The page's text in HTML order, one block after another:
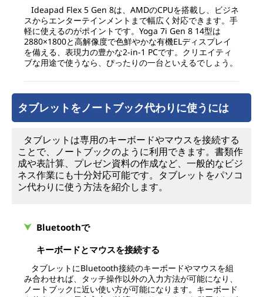
Ideapad Flex 5 Gen 8は、AMDのCPUを搭載し、ビジネ
スからエンターテインメントまで幅広く対応できます。手
軽に使えるのがポイントです。Yoga 7i Gen 8 14型は
2880×1800と高解像度で色鮮やかな有機ELディスプレイ
を備える、表現力の豊かな2-in-1 PCです。クリエイティ
ブな用途で使うなら、ぴったりの一台といえるでしょう。
タブレットをノートブック代わりに使うには
タブレットは専用のキーボードやマウスを接続する
ことで、ノートブックのように利用できます。書類作
成や表計算、プレゼン資料の作成など、一般的なビジ
ネス作業にも十分対応可能です。タブレットをパソコ
ン代わりに使う方法を紹介します。
Bluetoothで
キーボードとマウスを接続する
タブレットにBluetooth接続のキーボードやマウスを組
み合わせれば、タッチ操作以外の入力方法が可能になり、
ノートブックに近い使い方が可能になります。キーボード